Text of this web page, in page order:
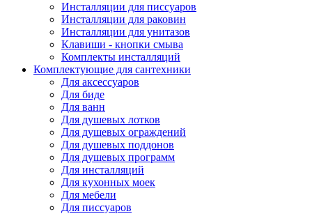
Инсталляции для писсуаров
Инсталляции для раковин
Инсталляции для унитазов
Клавиши - кнопки смыва
Комплекты инсталляций
Комплектующие для сантехники
Для аксессуаров
Для биде
Для ванн
Для душевых лотков
Для душевых ограждений
Для душевых поддонов
Для душевых программ
Для инсталляций
Для кухонных моек
Для мебели
Для писсуаров